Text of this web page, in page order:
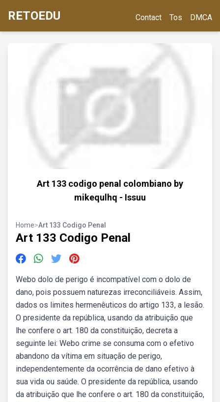
RETOEDU Contact Tos DMCA
Art 133 codigo penal colombiano by
mikequlhq - Issuu
Home>Art 133 Codigo Penal
Art 133 Codigo Penal
Webo dolo de perigo é incompatível com o dolo de
dano, pois possuem naturezas irreconciliáveis. Assim,
dados os limites hermenêuticos do artigo 133, a lesão.
O presidente da república, usando da atribuição que
lhe confere o art. 180 da constituição, decreta a
seguinte lei: Webo crime se consuma com o efetivo
abandono da vítima em situação de perigo,
independentemente da ocorrência de dano efetivo à
sua vida ou saúde. O presidente da república, usando
da atribuição que lhe confere o art. 180 da constituição,